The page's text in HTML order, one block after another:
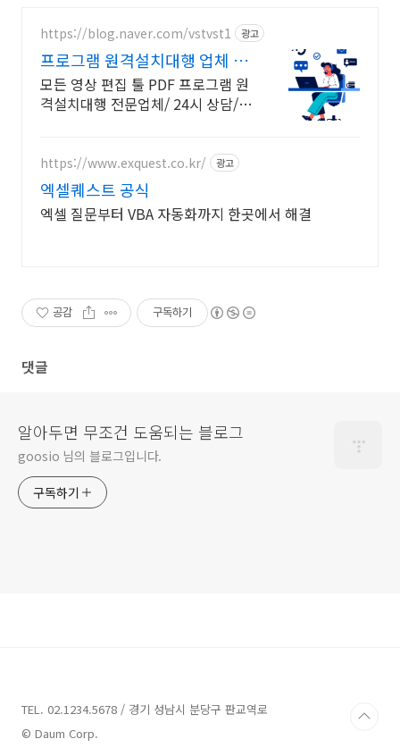
https://blog.naver.com/vstvst1 광고
프로그램 원격설치대행 업체 프
로그램 원격설치대행 전문
모든 영상 편집 툴 PDF 프로그램 원
격설치대행 전문업체/ 24시 상담/
상담/ 영구AS
https://www.exquest.co.kr/ 광고
엑셀퀘스트 공식
엑셀 질문부터 VBA 자동화까지 한곳에서 해결
공감 구독하기
댓글
알아두면 무조건 도움되는 블로그
goosio 님의 블로그입니다.
구독하기
TEL. 02.1234.5678 / 경기 성남시 분당구 판교역로
© Daum Corp.